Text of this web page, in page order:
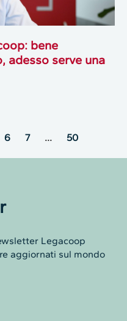
bene
adesso serve una
6 7 … 50
Legacoop
aggiornati sul mondo